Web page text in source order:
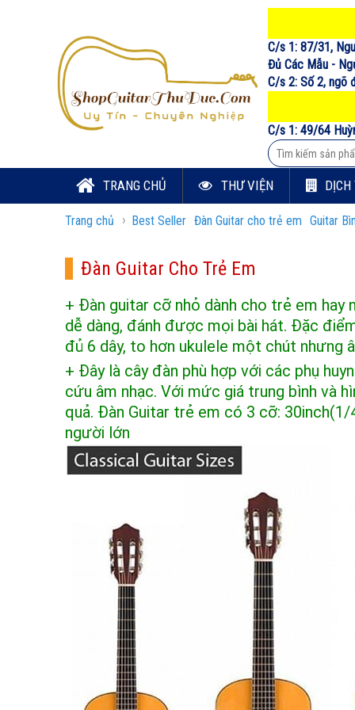
C/s 1: 87/31,
Đủ Các Mẫu -
C/s 2: Số 2, ngõ
C/s 1: 49/64
TRANG CHỦ THƯ VIỆN DỊCH
Trang chủ › Best Seller Đàn Guitar cho trẻ em Guitar
Đàn Guitar Cho Trẻ Em
+ Đàn guitar cỡ nhỏ dành cho trẻ em
dễ dàng, đánh được mọi bài hát. Đặc
đủ 6 dây, to hơn ukulele một chút nhưng
+ Đây là cây đàn phù hợp với các phụ
cứu âm nhạc. Với mức giá trung bình và
quả. Đàn Guitar trẻ em có 3 cỡ:
người lớn